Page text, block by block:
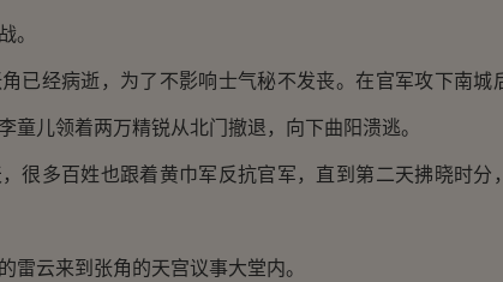
。
经病逝，为了不影响士气秘不发丧。在官军攻下南城
童儿领着两万精锐从北门撤退，向下曲阳溃逃。
多百姓也跟着黄巾军反抗官军，直到第二天拂晓时分
云来到张角的天宫议事大堂内。